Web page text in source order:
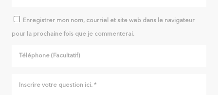
Enregistrer mon nom, courriel et site web dans le navigateur
pour la prochaine fois que je commenterai.